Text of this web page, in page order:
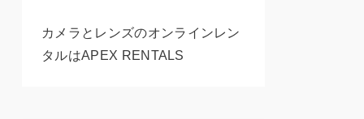
カメラとレンズのオンラインレン
タルはAPEX RENTALS